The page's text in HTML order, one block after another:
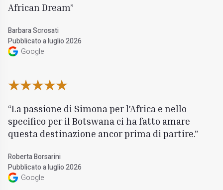
African Dream
Barbara Scrosati
Pubblicato a luglio 2026
Google
La passione di Simona per l'Africa e nello
specifico per il Botswana ci ha fatto amare
questa destinazione ancor prima di partire.
Roberta Borsarini
Pubblicato a luglio 2026
Google